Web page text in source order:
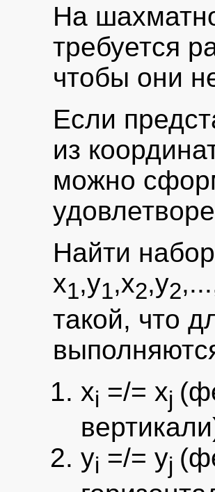
На
требуется
чтобы они
Если
из
можно
Найти
x1,y1,x2,y2
такой, что
xi =/= xj
yi =/= yj